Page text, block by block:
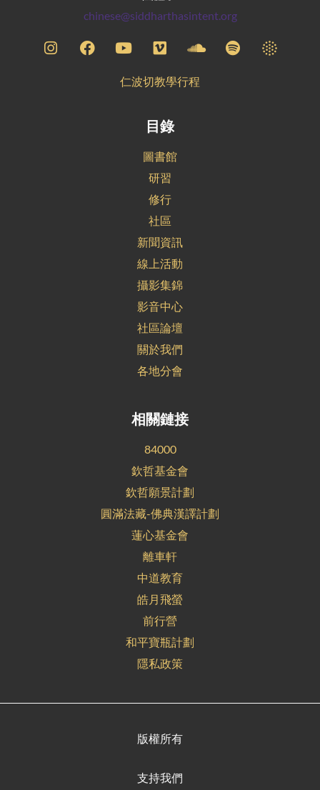
chinese@siddharthasintent.org
仁波切教學行程
目錄
圖書館
研習
修行
社區
新聞資訊
線上活動
攝影集錦
影音中心
社區論壇
關於我們
各地分會
相關鏈接
84000
欽哲基金會
欽哲願景計劃
圓滿法藏-佛典漢譯計劃
蓮心基金會
離車軒
中道教育
皓月飛螢
前行營
和平寶瓶計劃
隱私政策
版權所有
支持我們